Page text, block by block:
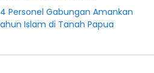
Personel Gabungan Amankan
Islam di Tanah Papua